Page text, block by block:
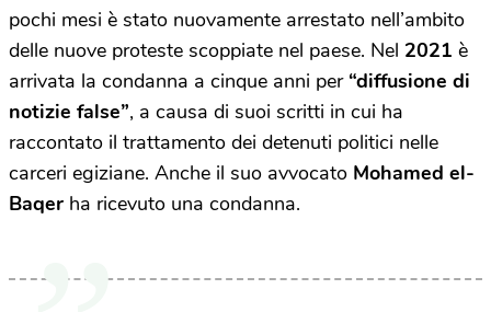
pochi mesi è stato nuovamente arrestato nell’ambito
delle nuove proteste scoppiate nel paese. Nel 2021 è
arrivata la condanna a cinque anni per “diffusione di
notizie false”, a causa di suoi scritti in cui ha
raccontato il trattamento dei detenuti politici nelle
carceri egiziane. Anche il suo avvocato Mohamed el-
Baqer ha ricevuto una condanna.